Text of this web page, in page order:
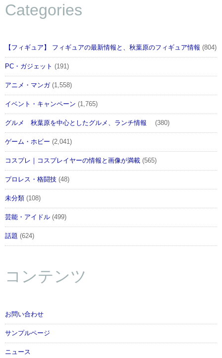
Categories
【フィギュア】 フィギュアの最新情報と、秋葉原のフィギュア情報 (804)
PC・ガジェット (191)
アニメ・マンガ(1,558)
イベント・キャンペーン (1,765)
グルメ 秋葉原を中心としたグルメ、ランチ情報 (380)
ゲーム・ホビー (2,041)
コスプレ｜コスプレイヤーの情報と画像が満載 (565)
プロレス・格闘技 (48)
未分類 (108)
芸能・アイドル (499)
話題 (624)
コンテンツ
お問い合わせ
サンプルページ
ニュース